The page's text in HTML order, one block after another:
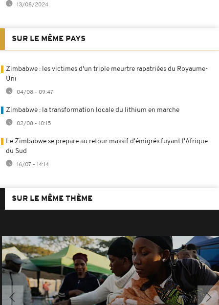
13/08/2024
SUR LE MÊME PAYS
Zimbabwe : les victimes d'un triple meurtre rapatriées du Royaume-
Uni
04/08 - 09:47
Zimbabwe : la transformation locale du lithium en marche
02/08 - 10:15
Le Zimbabwe se prepare au retour massif d'émigrés fuyant l'Afrique
du Sud
16/07 - 14:14
SUR LE MÊME THÈME